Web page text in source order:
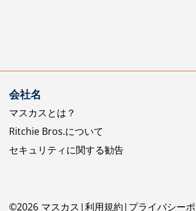
会社名
マスカスとは？
Ritchie Bros.について
セキュリティに関する勧告
©2026 マスカス 利用規約 プライバシー